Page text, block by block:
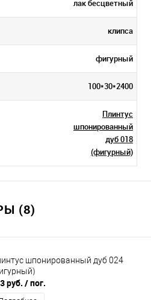
лак бесцветный
клипса
фигурный
100*30*2400
Плинтус
шпонированный
дуб 018
(фигурный)
(8)
шпонированный дуб 024
руб. / пог.